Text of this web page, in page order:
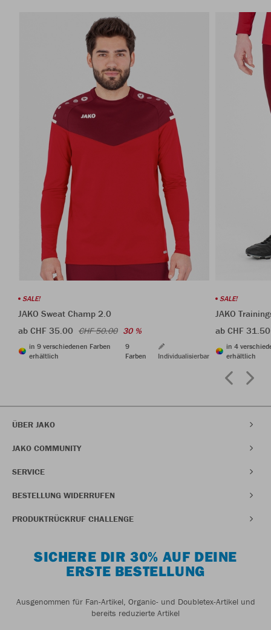
SALE!
JAKO Sweat Champ 2.0
ab CHF 35.00 CHF 50.00 30 %
in 9 verschiedenen Farben
erhältlich
9
Farben
Individualisierbar
SALE!
JAKO
ab CHF 31.50
in 4
erhältlich
ÜBER JAKO
JAKO COMMUNITY
SERVICE
BESTELLUNG WIDERRUFEN
PRODUKTRÜCKRUF CHALLENGE
SICHERE DIR 30% AUF DEINE
ERSTE BESTELLUNG
Ausgenommen für Fan-Artikel, Organic- und Doubletex-Artikel und
bereits reduzierte Artikel